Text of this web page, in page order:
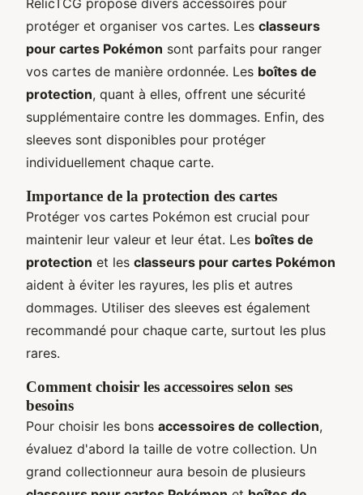
protéger et organiser vos cartes. Les classeurs
pour cartes Pokémon sont parfaits pour ranger
vos cartes de manière ordonnée. Les boîtes de
protection, quant à elles, offrent une sécurité
supplémentaire contre les dommages. Enfin, des
sleeves sont disponibles pour protéger
individuellement chaque carte.
Importance de la protection des cartes
Protéger vos cartes Pokémon est crucial pour
maintenir leur valeur et leur état. Les boîtes de
protection et les classeurs pour cartes Pokémon
aident à éviter les rayures, les plis et autres
dommages. Utiliser des sleeves est également
recommandé pour chaque carte, surtout les plus
rares.
Comment choisir les accessoires selon ses
besoins
Pour choisir les bons accessoires de collection,
évaluez d'abord la taille de votre collection. Un
grand collectionneur aura besoin de plusieurs